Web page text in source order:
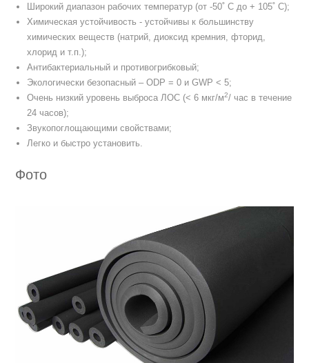
Широкий диапазон рабочих температур (от -50˚ C до + 105˚ С);
Химическая устойчивость - устойчивы к большинству
химических веществ (натрий, диоксид кремния, фторид,
хлорид и т.п.);
Антибактериальный и противогрибковый;
Экологически безопасный – ODP = 0 и GWP < 5;
Очень низкий уровень выброса ЛОС (< 6 мкг/м2/ час в течение
24 часов);
Звукопоглощающими свойствами;
Легко и быстро установить.
Фото